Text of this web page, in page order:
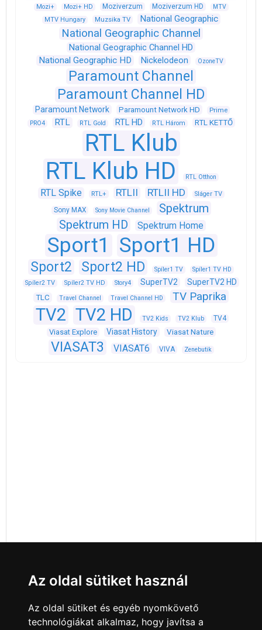
Mozi+ Mozi+ HD Moziverzum Moziverzum HD
MTV
MTV Hungary
Muzsika TV National Geographic
National Geographic Channel
National Geographic Channel HD
National Geographic HD
Nickelodeon OzoneTV
Paramount Channel
Paramount Channel HD
Paramount Network Paramount Network HD Prime
PRO4 RTL RTL Gold RTL HD RTL Három RTL KETTŐ
RTL Klub
RTL Klub HD
RTL Otthon
RTL Spike RTL+ RTLII RTLII HD Sláger TV
Sony MAX Sony Movie Channel
Spektrum
Spektrum HD
Spektrum Home
Sport1 Sport1 HD
Sport2 Sport2 HD Spíler1 TV
Spíler1 TV HD
Spíler2 TV
Spíler2 TV HD Story4 SuperTV2 SuperTV2 HD
TLC Travel Channel Travel Channel HD TV Paprika
TV2 TV2 HD TV2 Kids TV2 Klub TV4
Viasat Explore Viasat History Viasat Nature
VIASAT3 VIASAT6 VIVA Zenebutik
Az oldal sütiket használ
Az oldal sütiket és egyéb nyomkövető
technológiákat alkalmaz, hogy javítsa a